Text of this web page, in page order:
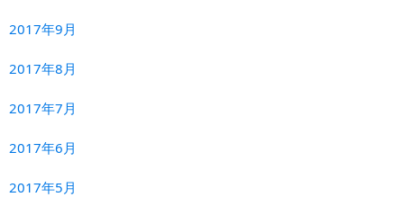
2017年9月
2017年8月
2017年7月
2017年6月
2017年5月